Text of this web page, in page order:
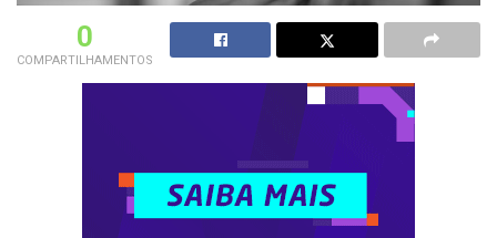
0
COMPARTILHAMENTOS